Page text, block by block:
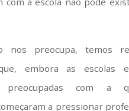
nos preocupa, temos
embora as escolas
preocupadas com a
a pressionar